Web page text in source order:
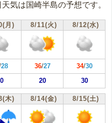
気は国崎半島の予想です。
月) 8/11(火) 8/12(水)
28 36/27 34/30
20 30
木) 8/14(金) 8/15(土)